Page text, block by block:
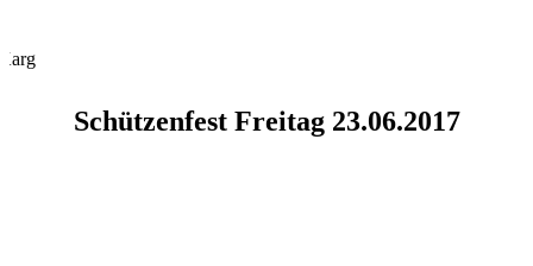
Schützenfest Freitag 23.06.2017